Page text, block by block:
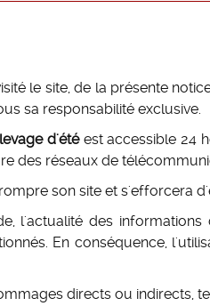
le site, de la présente
sa responsabilité exclusive.
d'étéest accessible 24
des réseaux de
son site et s'efforcera
l'actualité des
En conséquence,
directs ou indirects,